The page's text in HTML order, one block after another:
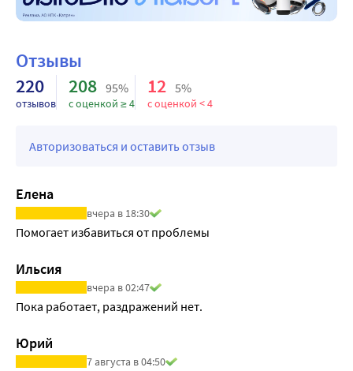
Отзывы
220
отзывов
208 95%
с оценкой ≥ 4
12 5%
с оценкой < 4
Авторизоваться и оставить отзыв
Елена
вчера в 18:30
Помогает избавиться от проблемы
Ильсия
вчера в 02:47
Пока работает, раздражений нет.
Юрий
7 августа в 04:50